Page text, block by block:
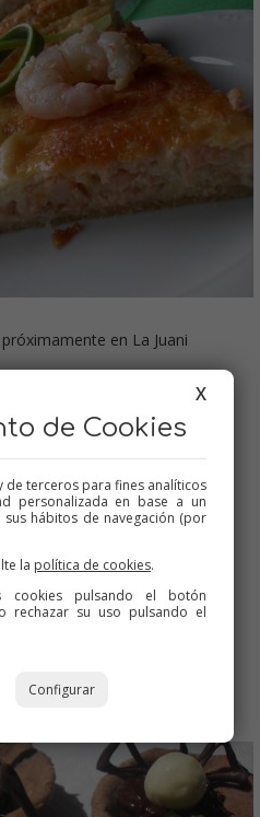
en La Juani
dulce con las formas que
X
de Cookies
de terceros para fines analíticos
personalizada en base a un
hábitos de navegación (por
la política de cookies.
cookies pulsando el botón
rechazar su uso pulsando el
Configurar